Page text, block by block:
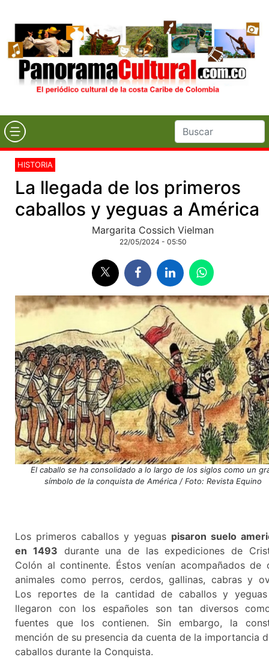
HISTORIA
La llegada de los primeros
caballos y yeguas a América
Margarita Cossich Vielman
22/05/2024 - 05:50
El caballo se ha consolidado a lo largo de los siglos como un
símbolo de la conquista de América / Foto: Revista Equino
Los primeros caballos y yeguas pisaron suelo
en 1493 durante una de las expediciones de
Colón al continente. Éstos venían acompañados de
animales como perros, cerdos, gallinas, cabras y
Los reportes de la cantidad de caballos y
llegaron con los españoles son tan diversos
fuentes que los contienen. Sin embargo, la
mención de su presencia da cuenta de la importancia
caballos durante la Conquista.